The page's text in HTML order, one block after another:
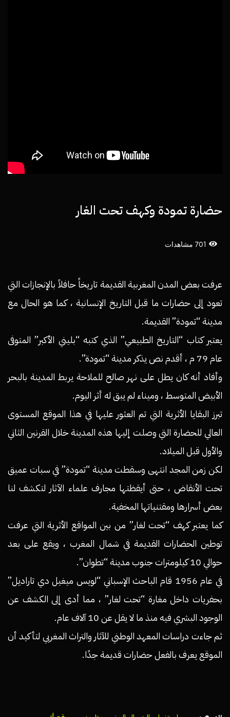
حضارة تمودة وكهف تحت الغار
701 مشاهدات
عرفت بعض المدن المغربية القديمة تاريخاً حافلاً بالإنجازات التي
تعود إلى حضارات ما قبل التاريخ الإنسانية ، كما هو الحال مع
مدينة “تمودة” القديمة.
يعتبر كتاب “التاريخ الطبيعي” الذي كتبه “بليني الأكبر” المتوفى
عام 79 م ، أقدم نص يذكر مدينة “تمودة”.
وأفاد أنه كان يطل على نهر صالح للملاحة يربط المدينة بالبحر
الأبيض المتوسط ​​، وميناء لم يبق له أثر اليوم.
تبرز البقايا الأثرية التي تم العثور عليها في هذا الموقع المستوى
العالي للحضارة التي وصلت إليها هذه المدينة خلال القرنين الثاني
والأول قبل الميلاد.
لكن زمن المجد انتهى وسقطت مدينة “تمودة” في سبات عميق
تحت الأنقاض ، حتى أيقظتها مجارف علماء الآثار لتكشف لنا
بعض أسرارها ومقتنياتها المخفية.
كما يعتبر كهف “تحت لغار” من بين المواقع الأثرية التي عرفت
توطين الحضارات القديمة في شمال المغرب ، ويقع على بعد
حوالي 10 كيلومترات جنوب مدينة “تطوان”.
في عام 1956 قام الباحث الإسباني “لويس ميغيل دي تاراديل”
بحفريات داخل مغارة “تحت لغار” ، مما أدى إلى الكشف عن
الوجود البشري فيه منذ ما لا يقل عن 10 آلاف عام.
ثم جاءت دراسات المعهد الوطني للآثار والتراث المغربي لتأكيد أن
الموقع يعرف بالفعل حضارات قديمة جدًا.